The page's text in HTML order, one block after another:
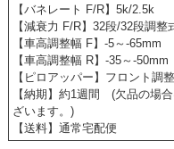
【バネレート F/R】5k/2.5k
【減衰力 F/R】32段/32段調整
【車高調整幅 F】-5～-65mm
【車高調整幅 R】-35～-50mm
【ピロアッパー】フロント調
【納期】約1週間 (欠品の場
ざいます。)
【送料】通常宅配便